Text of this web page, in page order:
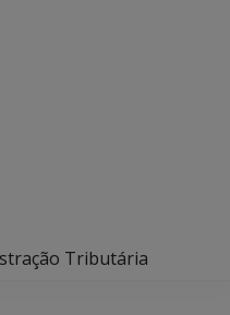
Tributária